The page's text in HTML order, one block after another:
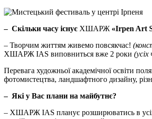
– Скільки часу існує ХШАРЖ «Irpen Art
– Творчим життям живемо повсякчас!
ХШАРЖ IAS виповниться вже 2 роки
Перевага художньої академічної освіти
фотомистецтва, ландшафтного дизайну,
– Які у Вас плани на майбутнє?
– ХШАРЖ IAS планує розширюватись в усіх